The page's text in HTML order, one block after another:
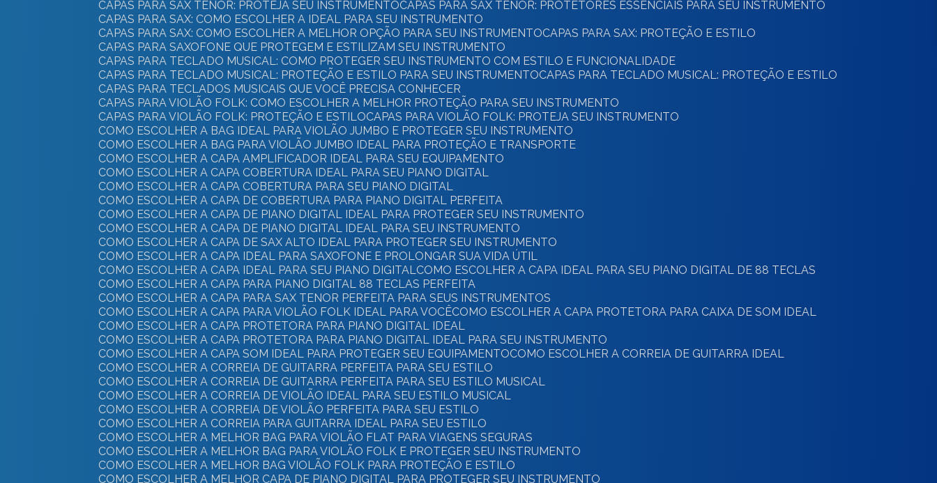
CAPAS PARA SAX TENOR: PROTEJA SEU INSTRUMENTO
CAPAS PARA SAX TENOR: PROTETORES ESSENCIAIS PARA SEU INSTRUMENTO
CAPAS PARA SAX: COMO ESCOLHER A IDEAL PARA SEU INSTRUMENTO
CAPAS PARA SAX: COMO ESCOLHER A MELHOR OPÇÃO PARA SEU INSTRUMENTO
CAPAS PARA SAX: PROTEÇÃO E ESTILO
CAPAS PARA SAXOFONE QUE PROTEGEM E ESTILIZAM SEU INSTRUMENTO
CAPAS PARA TECLADO MUSICAL: COMO PROTEGER SEU INSTRUMENTO COM ESTILO E FUNCIONALIDADE
CAPAS PARA TECLADO MUSICAL: PROTEÇÃO E ESTILO PARA SEU INSTRUMENTO
CAPAS PARA TECLADO MUSICAL: PROTEÇÃO E ESTILO
CAPAS PARA TECLADOS MUSICAIS QUE VOCÊ PRECISA CONHECER
CAPAS PARA VIOLÃO FOLK: COMO ESCOLHER A MELHOR PROTEÇÃO PARA SEU INSTRUMENTO
CAPAS PARA VIOLÃO FOLK: PROTEÇÃO E ESTILO
CAPAS PARA VIOLÃO FOLK: PROTEJA SEU INSTRUMENTO
COMO ESCOLHER A BAG IDEAL PARA VIOLÃO JUMBO E PROTEGER SEU INSTRUMENTO
COMO ESCOLHER A BAG PARA VIOLÃO JUMBO IDEAL PARA PROTEÇÃO E TRANSPORTE
COMO ESCOLHER A CAPA AMPLIFICADOR IDEAL PARA SEU EQUIPAMENTO
COMO ESCOLHER A CAPA COBERTURA IDEAL PARA SEU PIANO DIGITAL
COMO ESCOLHER A CAPA COBERTURA PARA SEU PIANO DIGITAL
COMO ESCOLHER A CAPA DE COBERTURA PARA PIANO DIGITAL PERFEITA
COMO ESCOLHER A CAPA DE PIANO DIGITAL IDEAL PARA PROTEGER SEU INSTRUMENTO
COMO ESCOLHER A CAPA DE PIANO DIGITAL IDEAL PARA SEU INSTRUMENTO
COMO ESCOLHER A CAPA DE SAX ALTO IDEAL PARA PROTEGER SEU INSTRUMENTO
COMO ESCOLHER A CAPA IDEAL PARA SAXOFONE E PROLONGAR SUA VIDA ÚTIL
COMO ESCOLHER A CAPA IDEAL PARA SEU PIANO DIGITAL
COMO ESCOLHER A CAPA IDEAL PARA SEU PIANO DIGITAL DE 88 TECLAS
COMO ESCOLHER A CAPA PARA PIANO DIGITAL 88 TECLAS PERFEITA
COMO ESCOLHER A CAPA PARA SAX TENOR PERFEITA PARA SEUS INSTRUMENTOS
COMO ESCOLHER A CAPA PARA VIOLÃO FOLK IDEAL PARA VOCÊ
COMO ESCOLHER A CAPA PROTETORA PARA CAIXA DE SOM IDEAL
COMO ESCOLHER A CAPA PROTETORA PARA PIANO DIGITAL IDEAL
COMO ESCOLHER A CAPA PROTETORA PARA PIANO DIGITAL IDEAL PARA SEU INSTRUMENTO
COMO ESCOLHER A CAPA SOM IDEAL PARA PROTEGER SEU EQUIPAMENTO
COMO ESCOLHER A CORREIA DE GUITARRA IDEAL
COMO ESCOLHER A CORREIA DE GUITARRA PERFEITA PARA SEU ESTILO
COMO ESCOLHER A CORREIA DE GUITARRA PERFEITA PARA SEU ESTILO MUSICAL
COMO ESCOLHER A CORREIA DE VIOLÃO IDEAL PARA SEU ESTILO MUSICAL
COMO ESCOLHER A CORREIA DE VIOLÃO PERFEITA PARA SEU ESTILO
COMO ESCOLHER A CORREIA PARA GUITARRA IDEAL PARA SEU ESTILO
COMO ESCOLHER A MELHOR BAG PARA VIOLÃO FLAT PARA VIAGENS SEGURAS
COMO ESCOLHER A MELHOR BAG PARA VIOLÃO FOLK E PROTEGER SEU INSTRUMENTO
COMO ESCOLHER A MELHOR BAG VIOLÃO FOLK PARA PROTEÇÃO E ESTILO
COMO ESCOLHER A MELHOR CAPA DE PIANO DIGITAL PARA PROTEGER SEU INSTRUMENTO